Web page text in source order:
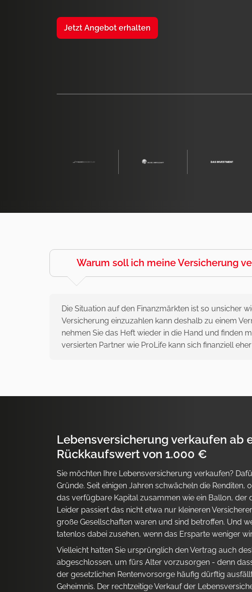
Jetzt Angebot erhalten
Warum soll ich meine Versicherung
Die Situation auf den Finanzmärkten ist so unsicher
Versicherung einzuzahlen kann deshalb zu einem
nehmen Sie das Heft wieder in die Hand und finden
versierten Partner wie ProLife kann sich finanziell
Lebensversicherung verkaufen ab
Rückkaufswert von 1.000 €
Sie möchten Ihre Lebensversicherung verkaufen?
Gründe. Seit einigen Jahren schwächeln die Renditen,
das verfügbare Kapital zusammen wie ein Ballon, der
Leider passiert das nicht etwa nur kleineren
große Gesellschaften waren und sind betroffen. Und
tatenlos dabei zusehen, wenn das Ersparte weniger
Vielleicht hatten Sie ursprünglich den Vertrag auch
abgeschlossen, um fürs Alter vorzusorgen - denn
der gesetzlichen Rentenvorsorge häufig dürftig
Geheimnis. Der rechtzeitige Verkauf der